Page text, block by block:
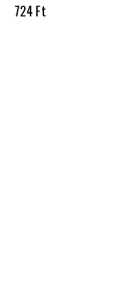
724Ft